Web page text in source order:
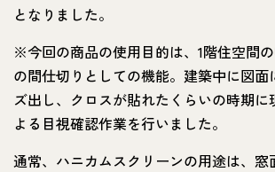
となりました。
※今回の商品の使用目的は、1階住空間の
の間仕切りとしての機能。建築中に図面
ズ出し、クロスが貼れたくらいの時期に
よる目視確認作業を行いました。
通常、ハニカムスクリーンの用途は、窓